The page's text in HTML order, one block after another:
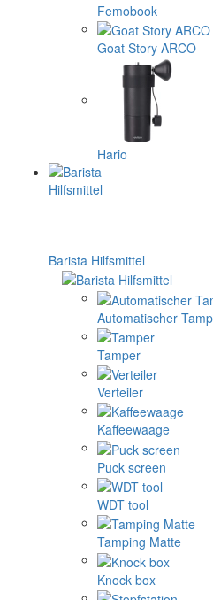
Femobook
Goat Story ARCO
Hario
Barista Hilfsmittel
Automatischer
Tamper
Verteiler
Kaffeewaage
Puck screen
WDT tool
Tamping Matte
Knock box